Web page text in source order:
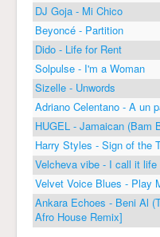
DJ Goja - Mi Chico
Beyoncé - Partition
Dido - Life for Rent
Solpulse - I'm a Woman
Sizelle - Unwords
Adriano Celentano - A un
HUGEL - Jamaican (Bam
Harry Styles - Sign of the
Velcheva vibe - I call it life
Velvet Voice Blues - Play
Ankara Echoes - Beni Al
Afro House Remix]